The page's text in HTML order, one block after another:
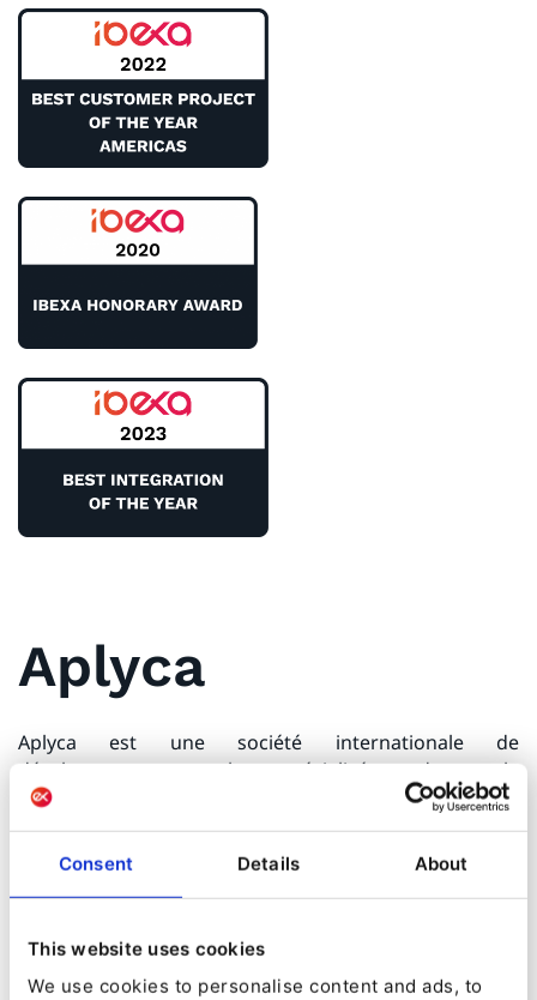
Consent Details About
This website uses cookies
We use cookies to personalise content and ads, to
Aplyca
Aplyca est une société internationale de
développement web spécialisée dans le
développement et les opérations DXP complexes, dont
le siège se trouve à Bogota, en Colombie.
Mise en œuvre des projets
des clients par
l'intermédiaire des agences